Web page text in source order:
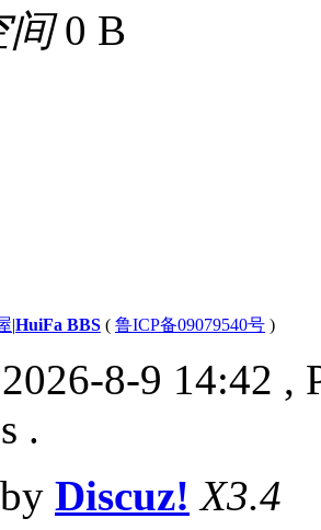
间0 B
|HuiFa BBS ( 鲁ICP备09079540号 )
8-9 14:42 ,
.
Discuz! X3.4